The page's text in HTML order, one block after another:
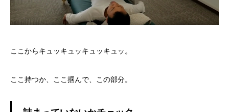
ここからキュッキュッキュッキュッ。
ここ持つか、ここ掴んで、この部分。